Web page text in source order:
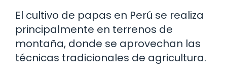
El cultivo de papas en Perú se realiza
principalmente en terrenos de
montaña, donde se aprovechan las
técnicas tradicionales de agricultura.